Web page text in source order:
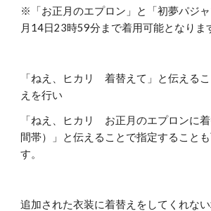
※「お正月のエプロン」と「初夢パジ
月14日23時59分まで着用可能となりま
「ねえ、ヒカリ　着替えて」と伝える
えを行い
「ねえ、ヒカリ　お正月のエプロンに
間帯）」と伝えることで指定すること
す。
追加された衣装に着替えをしてくれな